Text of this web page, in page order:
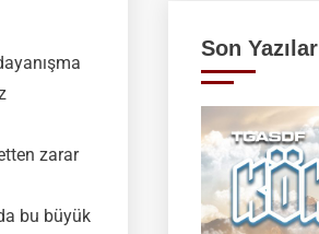
zarar
bu büyük
Son Yazılar